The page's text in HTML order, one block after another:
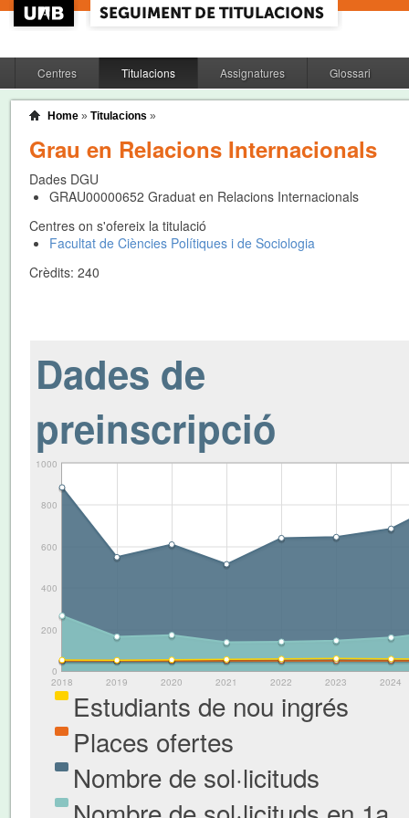
Centres Titulacions Assignatures Glossari
Home » Titulacions »
Grau en Relacions Internacionals
Dades DGU
GRAU00000652 Graduat en Relacions Internacionals
Centres on s'ofereix la titulació
Facultat de Ciències Polítiques i de Sociologia
Crèdits: 240
Dades de
preinscripció
2018 2019 2020 2021 2022 2023 2024
0
200
400
600
800
1000
Estudiants de nou ingrés
Places ofertes
Nombre de sol·licituds